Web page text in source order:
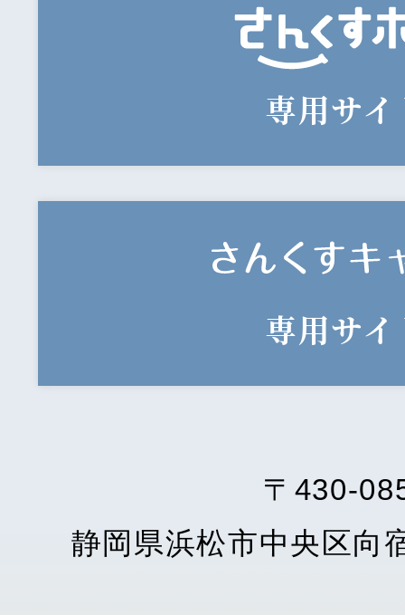
専用サ
専用サ
〒430-
静岡県浜松市中央区向